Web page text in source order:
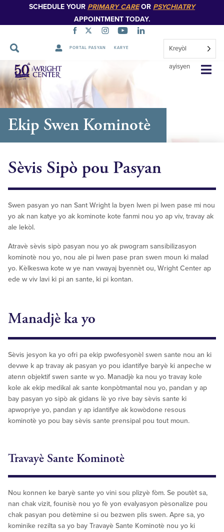
SCHEDULE YOUR PRIMARY CAREOR PSYCHIATRY
APPOINTMENT TODAY.
PORTAL PASYAN KARYE Kreyòl
ayisyen
Sote
Navigasyon
Ekip Swen Kominotè
Sèvis Sipò pou Pasyan
Swen pasyan yo nan Sant Wright la byen lwen pi lwen pase mi nou
yo ak nan katye yo ak kominote kote fanmi nou yo ap viv, travay ak
ale lekòl.
Atravè sèvis sipò pasyan nou yo ak pwogram sansibilizasyon
kominotè nou yo, nou ale pi lwen pase pran swen moun ki malad
yo. Kèlkeswa kote w ye nan vwayaj byennèt ou, Wright Center ap
ede w viv lavi ki pi an sante, ki pi kontan.
Manadjè ka yo
Sèvis jesyon ka yo ofri pa ekip pwofesyonèl swen sante nou an ki
devwe k ap travay ak pasyan yo pou idantifye baryè ki anpeche w
atenn objektif swen sante w yo. Manadjè ka nou yo travay kole
kole ak ekip medikal ak sante konpòtmantal nou yo, pandan y ap
bay pasyan yo sipò ak gidans lè yo rive bay sèvis sante ki
apwopriye yo, pandan y ap idantifye ak kowòdone resous
kominotè yo pou bay sèvis sante prensipal pou tout moun.
Travayè Sante Kominotè
Nou konnen ke baryè sante yo vini sou plizyè fòm. Se poutèt sa,
nan chak vizit, founisè nou yo fè yon evalyasyon pèsonalize pou
chak pasyan pou detèmine si ou bezwen plis swen. Apre sa, yo
kominike rezilta sa yo bay Travayè Sante Kominotè nou yo ki